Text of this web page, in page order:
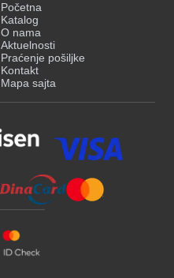
Početna
Katalog
O nama
Aktuelnosti
Praćenje pošiljke
Kontakt
Mapa sajta